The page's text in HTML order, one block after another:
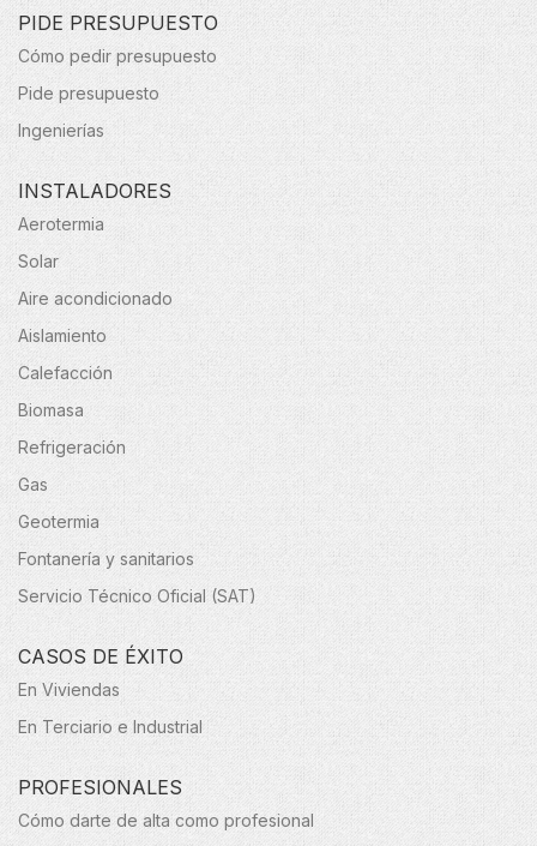
PIDE PRESUPUESTO
Cómo pedir presupuesto
Pide presupuesto
Ingenierías
INSTALADORES
Aerotermia
Solar
Aire acondicionado
Aislamiento
Calefacción
Biomasa
Refrigeración
Gas
Geotermia
Fontanería y sanitarios
Servicio Técnico Oficial (SAT)
CASOS DE ÉXITO
En Viviendas
En Terciario e Industrial
PROFESIONALES
Cómo darte de alta como profesional